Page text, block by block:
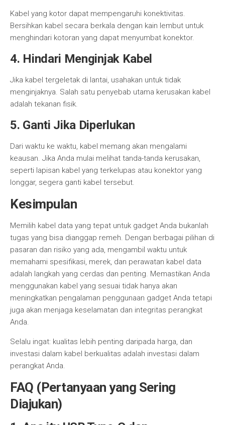
Kabel yang kotor dapat mempengaruhi konektivitas.
Bersihkan kabel secara berkala dengan kain lembut untuk
menghindari kotoran yang dapat menyumbat konektor.
4. Hindari Menginjak Kabel
Jika kabel tergeletak di lantai, usahakan untuk tidak
menginjaknya. Salah satu penyebab utama kerusakan kabel
adalah tekanan fisik.
5. Ganti Jika Diperlukan
Dari waktu ke waktu, kabel memang akan mengalami
keausan. Jika Anda mulai melihat tanda-tanda kerusakan,
seperti lapisan kabel yang terkelupas atau konektor yang
longgar, segera ganti kabel tersebut.
Kesimpulan
Memilih kabel data yang tepat untuk gadget Anda bukanlah
tugas yang bisa dianggap remeh. Dengan berbagai pilihan di
pasaran dan risiko yang ada, mengambil waktu untuk
memahami spesifikasi, merek, dan perawatan kabel data
adalah langkah yang cerdas dan penting. Memastikan Anda
menggunakan kabel yang sesuai tidak hanya akan
meningkatkan pengalaman penggunaan gadget Anda tetapi
juga akan menjaga keselamatan dan integritas perangkat
Anda.
Selalu ingat: kualitas lebih penting daripada harga, dan
investasi dalam kabel berkualitas adalah investasi dalam
perangkat Anda.
FAQ (Pertanyaan yang Sering
Diajukan)